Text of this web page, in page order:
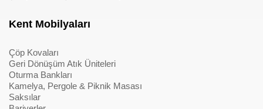
Kent Mobilyaları
Çöp Kovaları
Geri Dönüşüm Atık Üniteleri
Oturma Bankları
Kamelya, Pergole & Piknik Masası
Saksılar